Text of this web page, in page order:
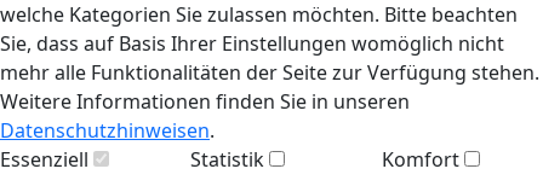
welche Kategorien Sie zulassen möchten. Bitte beachten
Sie, dass auf Basis Ihrer Einstellungen womöglich nicht
mehr alle Funktionalitäten der Seite zur Verfügung stehen.
Weitere Informationen finden Sie in unseren
Datenschutzhinweisen.
Essenziell
Statistik Komfort